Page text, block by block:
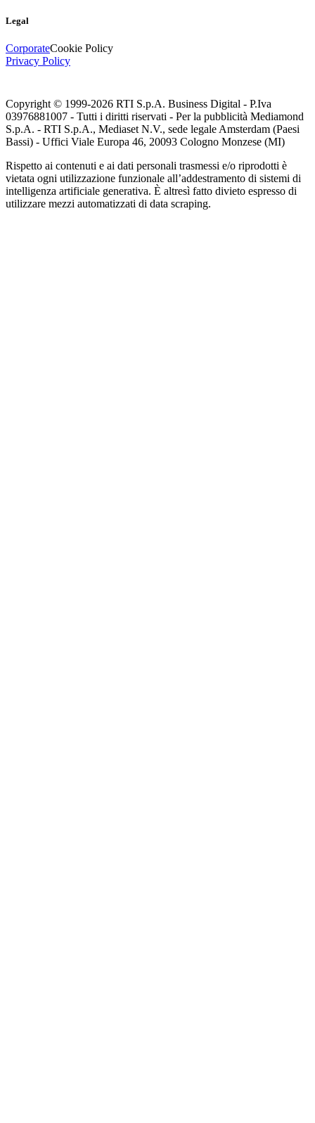
Legal
CorporateCookie Policy
Privacy Policy
Copyright © 1999-2026 RTI S.p.A. Business Digital - P.Iva
03976881007 - Tutti i diritti riservati - Per la pubblicità Mediamond
S.p.A. - RTI S.p.A., Mediaset N.V., sede legale Amsterdam (Paesi
Bassi) - Uffici Viale Europa 46, 20093 Cologno Monzese (MI)
Rispetto ai contenuti e ai dati personali trasmessi e/o riprodotti è
vietata ogni utilizzazione funzionale all’addestramento di sistemi di
intelligenza artificiale generativa. È altresì fatto divieto espresso di
utilizzare mezzi automatizzati di data scraping.